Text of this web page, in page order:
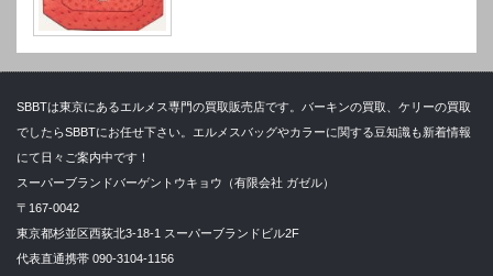
SBBTは東京にあるエルメス専門の買取販売店です。バーキンの買取、ケリーの買取
でしたらSBBTにお任せ下さい。エルメスバッグやカラーに関する豆知識も新着情報
にて日々ご案内中です！
スーパーブランドバーゲントウキョウ（有限会社 ガゼル）
〒167-0042
東京都杉並区西荻北3-18-1 スーパーブランドビル2F
代表直通携帯 090-3104-1156